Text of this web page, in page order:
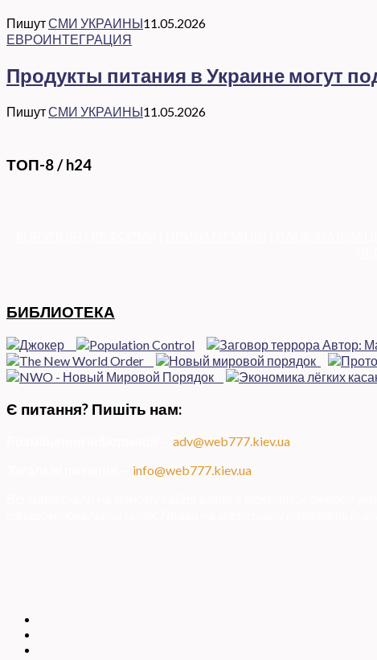
ПишутСМИ УКРАИНЫ11.05.2026
ЕВРОИНТЕГРАЦИЯ
Продукты питания в Украине могут
ПишутСМИ УКРАИНЫ11.05.2026
ТОП-8 / h24
БИБЛИОТЕКА
Є питання? Пишіть нам:
adv@web777.kiev.ua
info@web777.kiev.ua